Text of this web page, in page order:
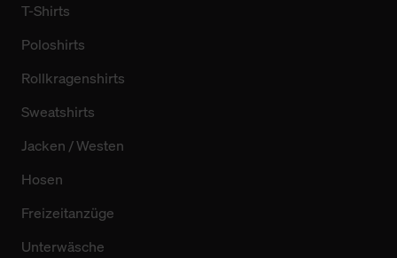
T-Shirts
Poloshirts
Rollkragenshirts
Sweatshirts
Jacken / Westen
Hosen
Freizeitanzüge
Unterwäsche